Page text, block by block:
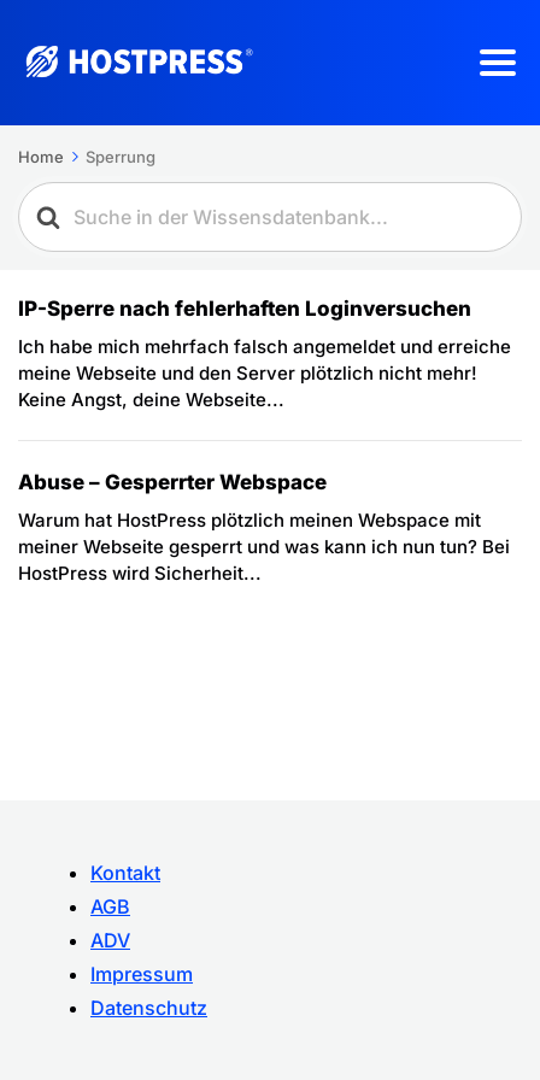
Home Sperrung
IP-Sperre nach fehlerhaften Loginversuchen
Ich habe mich mehrfach falsch angemeldet und erreiche
meine Webseite und den Server plötzlich nicht mehr!
Keine Angst, deine Webseite...
Abuse – Gesperrter Webspace
Warum hat HostPress plötzlich meinen Webspace mit
meiner Webseite gesperrt und was kann ich nun tun? Bei
HostPress wird Sicherheit...
Kontakt
AGB
ADV
Impressum
Datenschutz